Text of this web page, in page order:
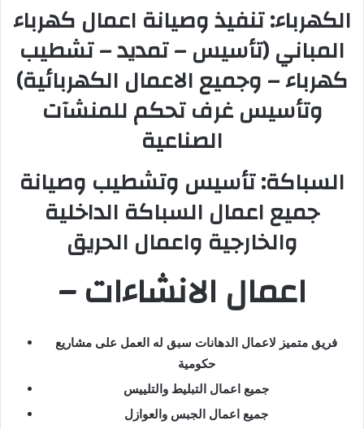
الكهرباء: تنفيذ وصيانة اعمال كهرباء
المباني (تأسيس – تمديد – تشطيب
كهرباء – وجميع الاعمال الكهربائية)
وتأسيس غرف تحكم للمنشآت
الصناعية
السباكة: تأسيس وتشطيب وصيانة
جميع اعمال السباكة الداخلية
والخارجية واعمال الحريق
– اعمال الانشاءات
فريق متميز لاعمال الدهانات سبق له العمل على مشاريع
حكومية
جميع اعمال التبليط والتلييس
جميع اعمال الجبس والعوازل